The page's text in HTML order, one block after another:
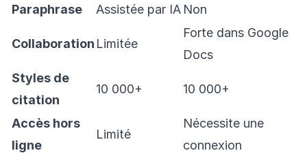
Paraphrase
Assistée par IA Non
Collaboration Limitée
Forte dans Google
Docs
Styles de
citation
10 000+ 10 000+
Accès hors
ligne
Limité
Nécessite une
connexion